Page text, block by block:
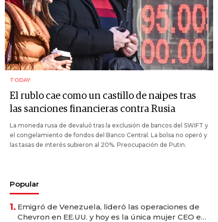
TODAY
El rublo cae como un castillo de naipes tras
las sanciones financieras contra Rusia
La moneda rusa de devaluó tras la exclusión de bancos del SWIFT y
el congelamiento de fondos del Banco Central. La bolsa no operó y
las tasas de interés subieron al 20%. Preocupación de Putin.
Popular
1. Emigró de Venezuela, lideró las operaciones de
Chevron en EE.UU. y hoy es la única mujer CEO en